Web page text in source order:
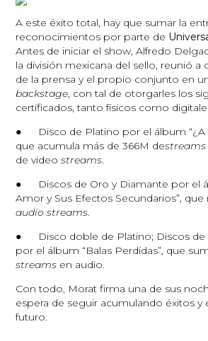
A este éxito total, hay que sumar la
reconocimientos por parte de
Antes de iniciar el show, Alfredo
la división mexicana del sello, reunió
de la prensa y el propio conjunto en
backstage , con tal de otorgarles los
certificados, tanto físicos como
● Disco de Platino por el álbum “¿A
que acumula más de 366M destreams
de videostreams
● Discos de Oro y Diamante por el
Amor y Sus Efectos Secundarios”, que
audio streams
● Disco doble de Platino; Discos de
por el álbum “Balas Perdidas”, que
streams en audio.
Con todo, Morat firma una de sus
espera de seguir acumulando éxitos y
futuro.